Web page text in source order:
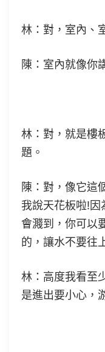
林：對，室內、
陳：室內就像你
林：對，就是樓
題。
陳：對，像它這
我說天花板啦!
會濺到，你可以
的，讓水不要往
林：高度我看至
是進出要小心，